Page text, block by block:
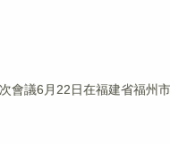
會議6月22日在福建省福州